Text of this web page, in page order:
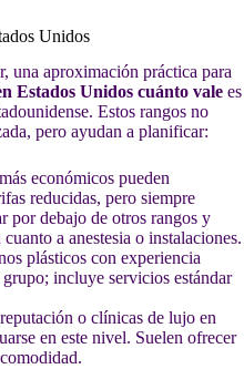
Unidos
una aproximación práctica para
Estados Unidos cuánto vale es
Estos rangos no
pero ayudan a planificar:
económicos pueden
reducidas, pero siempre
por debajo de otros rangos y
a anestesia o instalaciones.
plásticos con experiencia
incluye servicios estándar
o clínicas de lujo en
en este nivel. Suelen ofrecer